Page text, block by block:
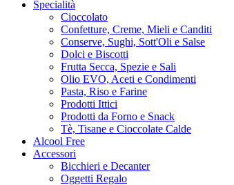
Specialità
Cioccolato
Confetture, Creme, Mieli e Canditi
Conserve, Sughi, Sott'Oli e Salse
Dolci e Biscotti
Frutta Secca, Spezie e Sali
Olio EVO, Aceti e Condimenti
Pasta, Riso e Farine
Prodotti Ittici
Prodotti da Forno e Snack
Tè, Tisane e Cioccolate Calde
Alcool Free
Accessori
Bicchieri e Decanter
Oggetti Regalo